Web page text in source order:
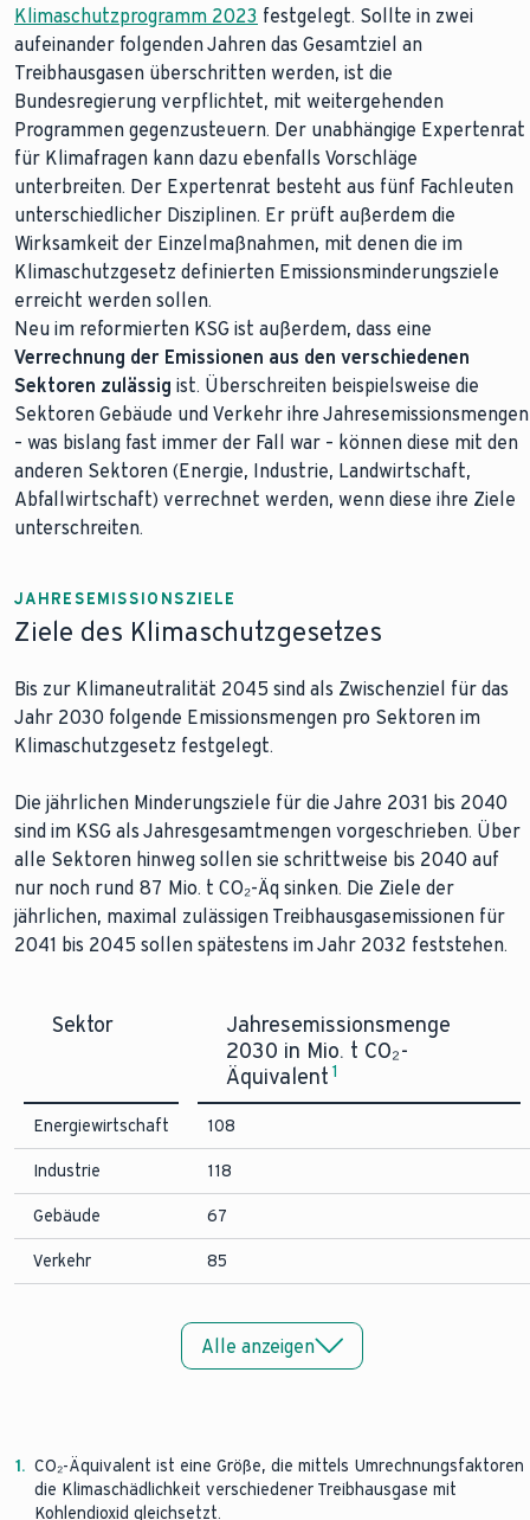
Klimaschutzprogramm 2023 festgelegt. Sollte in zwei
aufeinander folgenden Jahren das Gesamtziel an
Treibhausgasen überschritten werden, ist die
Bundesregierung verpflichtet, mit weitergehenden
Programmen gegenzusteuern. Der unabhängige Expertenrat
für Klimafragen kann dazu ebenfalls Vorschläge
unterbreiten. Der Expertenrat besteht aus fünf Fachleuten
unterschiedlicher Disziplinen. Er prüft außerdem die
Wirksamkeit der Einzelmaßnahmen, mit denen die im
Klimaschutzgesetz definierten Emissionsminderungsziele
erreicht werden sollen.
Neu im reformierten KSG ist außerdem, dass eine
Verrechnung der Emissionen aus den verschiedenen
Sektoren zulässig ist. Überschreiten beispielsweise die
Sektoren Gebäude und Verkehr ihre Jahresemissionsmengen
– was bislang fast immer der Fall war – können diese mit den
anderen Sektoren (Energie, Industrie, Landwirtschaft,
Abfallwirtschaft) verrechnet werden, wenn diese ihre Ziele
unterschreiten.
JAHRESEMISSIONSZIELE
Ziele des Klimaschutzgesetzes
Bis zur Klimaneutralität 2045 sind als Zwischenziel für das
Jahr 2030 folgende Emissionsmengen pro Sektoren im
Klimaschutzgesetz festgelegt.
Die jährlichen Minderungsziele für die Jahre 2031 bis 2040
sind im KSG als Jahresgesamtmengen vorgeschrieben. Über
alle Sektoren hinweg sollen sie schrittweise bis 2040 auf
nur noch rund 87 Mio. t CO₂-Äq sinken. Die Ziele der
jährlichen, maximal zulässigen Treibhausgasemissionen für
2041 bis 2045 sollen spätestens im Jahr 2032 feststehen.
Sektor
Jahresemissionsmenge
2030 in Mio. t CO₂-
Äquivalent 1
Energiewirtschaft 108
Industrie 118
Gebäude 67
Verkehr 85
Alle anzeigen
1. CO₂-Äquivalent ist eine Größe, die mittels Umrechnungsfaktoren
die Klimaschädlichkeit verschiedener Treibhausgase mit
Kohlendioxid gleichsetzt.